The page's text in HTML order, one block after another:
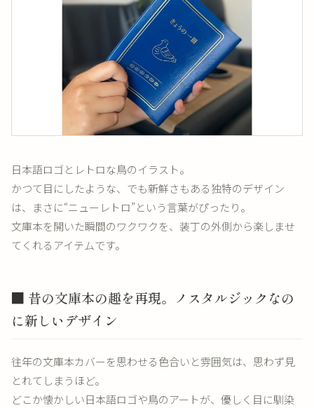
日本語ロゴとレトロな鳥のイラスト。
かつて目にしたような、でも新鮮さもある独特のデザイン
は、まさに“ニューレトロ”という言葉がぴったり。
文庫本を開いた瞬間のワクワクを、装丁の外側から楽しませ
てくれるアイテムです。
■ 昔の文庫本の趣を再現。ノスタルジックなの
に新しいデザイン
往年の文庫本カバーを思わせる色合いと雰囲気は、思わず見
とれてしまうほど。
どこか懐かしい日本語ロゴや鳥のアートが、優しく目に馴染